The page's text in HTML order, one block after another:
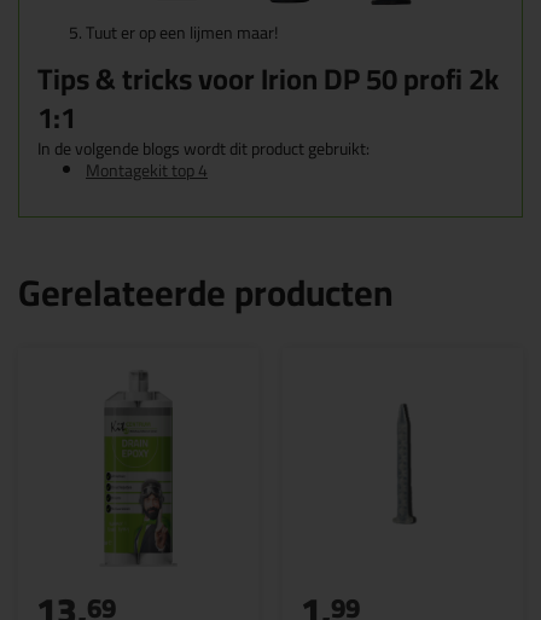
Tuut er op een lijmen maar!
Tips & tricks voor Irion DP 50 profi 2k
1:1
In de volgende blogs wordt dit product gebruikt:
Montagekit top 4
Gerelateerde producten
69 99